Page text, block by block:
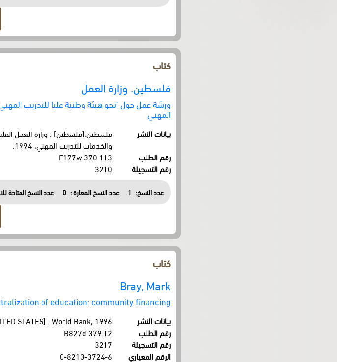
كتاب
فلسطين. وزارة العمل
ورشة عمل حول 'نحو هيئة وطنية عليا للتدريب
المهني
بيانات النشر
فلسطين،[فلسطين] : وزارة العمل
والخدمات للتدريب المهني، 1994.
رقم الطلب
370.113 F177w
رقم التسجيلة
3210
عدد النسخ: 1 عدد النسخ المعارة : 0 عدد النسخ المتاحة
كتاب
Bray, Mark
of education: community financing
بيانات النشر
STATES] : World Bank, 1996.
رقم الطلب
379.12 B827d
رقم التسجيلة
3217
الرقم المعياري
0-8213-3724-6